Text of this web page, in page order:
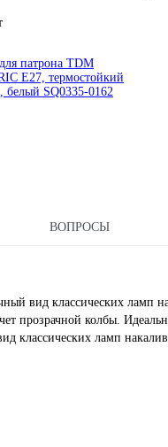
патрона TDM
Е27, термостойкий
белый SQ0335-0162
ВОПРОСЫ
вид классических ламп
прозрачной колбы.
классических ламп